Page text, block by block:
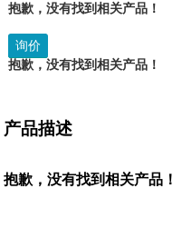
抱歉，没有找到相关产品！
询价
抱歉，没有找到相关产品！
产品描述
抱歉，没有找到相关产品！